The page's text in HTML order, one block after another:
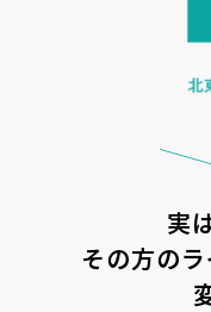
実
その方の